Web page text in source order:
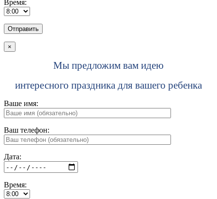
Время:
×
Мы предложим вам идею
интересного праздника для вашего ребенка
Ваше имя:
Ваш телефон:
Дата:
Время: